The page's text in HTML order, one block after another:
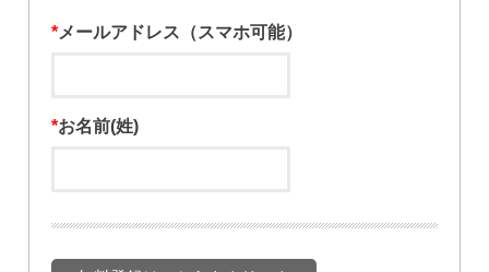
*メールアドレス（スマホ可能）
*お名前(姓)